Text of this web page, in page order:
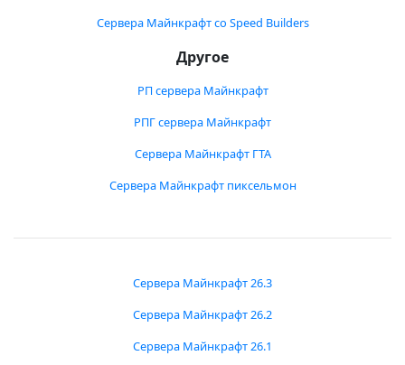
Сервера Майнкрафт со Speed Builders
Другое
РП сервера Майнкрафт
РПГ сервера Майнкрафт
Сервера Майнкрафт ГТА
Сервера Майнкрафт пиксельмон
Сервера Майнкрафт 26.3
Сервера Майнкрафт 26.2
Сервера Майнкрафт 26.1